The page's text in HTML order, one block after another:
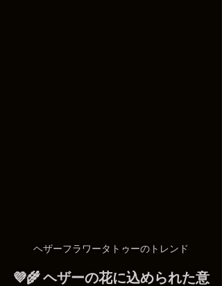
ヘザーフラワータトゥーのトレンド
💜🌾 ヘザーの花に込められた意